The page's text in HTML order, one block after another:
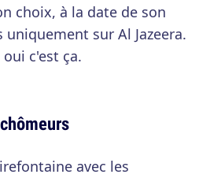
choix, à la date de son
sur Al Jazeera.
c'est ça.
avec les